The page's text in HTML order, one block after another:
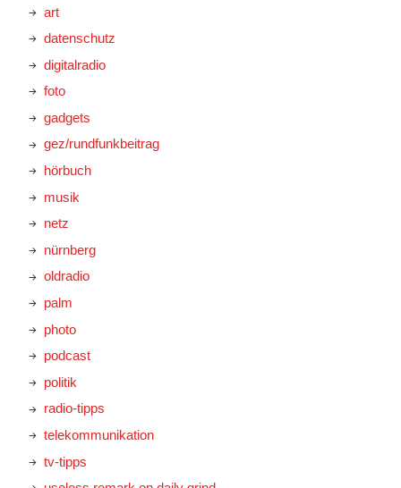
art
datenschutz
digitalradio
foto
gadgets
gez/rundfunkbeitrag
hörbuch
musik
netz
nürnberg
oldradio
palm
photo
podcast
politik
radio-tipps
telekommunikation
tv-tipps